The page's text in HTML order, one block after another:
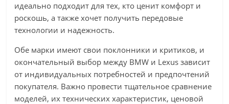
идеально подходит для тех, кто ценит комфорт и
роскошь, а также хочет получить передовые
технологии и надежность.
Обе марки имеют свои поклонники и критиков, и
окончательный выбор между BMW и Lexus зависит
от индивидуальных потребностей и предпочтений
покупателя. Важно провести тщательное сравнение
моделей, их технических характеристик, ценовой